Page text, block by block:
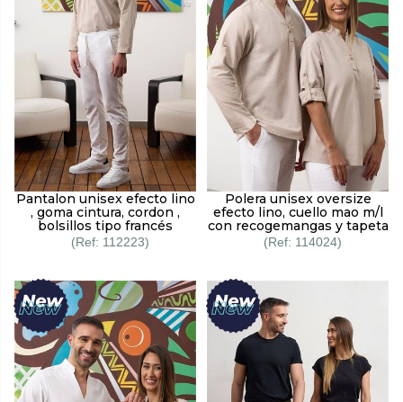
Pantalon unisex efecto lino
, goma cintura, cordon ,
bolsillos tipo francés
112223
Polera unisex oversize
efecto lino, cuello mao m/l
con recogemangas y tapeta
114024